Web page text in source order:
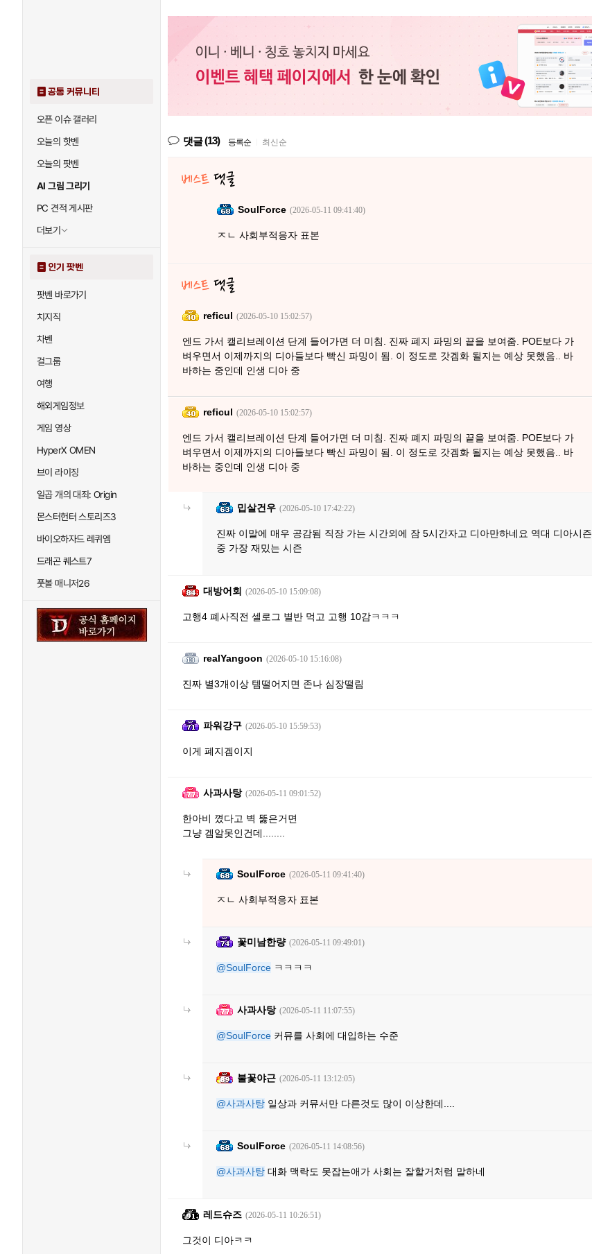
공통 커뮤니티
오픈 이슈 갤러리
오늘의 핫벤
오늘의 팟벤
AI 그림 그리기
PC 견적 게시판
더보기
인기 팟벤
팟벤 바로가기
치지직
차벤
걸그룹
여행
해외게임정보
게임 영상
HyperX OMEN
브이 라이징
일곱 개의 대죄: Origin
몬스터헌터 스토리즈3
바이오하자드 레퀴엠
드래곤 퀘스트7
풋볼 매니저26
댓글(13) 등록순 최신순
SoulForce (2026-05-11 09:41:40)
ㅈㄴ 사회부적응자 표본
reficul (2026-05-10 15:02:57)
엔드 가서 캘리브레이션 단계 들어가면 더 미침. 진짜 폐지 파밍의 끝을 보여줌. POE보다 가
벼우면서 이제까지의 디아들보다 빡신 파밍이 됨. 이 정도로 갓겜화 될지는 예상 못했음.. 바
바하는 중인데 인생 디아 중
reficul (2026-05-10 15:02:57)
엔드 가서 캘리브레이션 단계 들어가면 더 미침. 진짜 폐지 파밍의 끝을 보여줌. POE보다 가
벼우면서 이제까지의 디아들보다 빡신 파밍이 됨. 이 정도로 갓겜화 될지는 예상 못했음.. 바
바하는 중인데 인생 디아 중
밉살건우 (2026-05-10 17:42:22)
진짜 이말에 매우 공감됨 직장 가는 시간외에 잠 5시간자고 디아만하네요 역대 디아시즌
중 가장 재밌는 시즌
대방어회 (2026-05-10 15:09:08)
고행4 폐사직전 셀로그 별반 먹고 고행 10감ㅋㅋㅋ
realYangoon (2026-05-10 15:16:08)
진짜 별3개이상 템떨어지면 존나 심장떨림
파워강구 (2026-05-10 15:59:53)
이게 폐지겜이지
사과사탕 (2026-05-11 09:01:52)
한아비 꼈다고 벽 뚫은거면
그냥 겜알못인건데........
SoulForce (2026-05-11 09:41:40)
ㅈㄴ 사회부적응자 표본
꽃미남한량 (2026-05-11 09:49:01)
@SoulForce ㅋㅋㅋㅋ
사과사탕 (2026-05-11 11:07:55)
@SoulForce 커뮤를 사회에 대입하는 수준
불꽃야근 (2026-05-11 13:12:05)
@사과사탕 일상과 커뮤서만 다른것도 많이 이상한데....
SoulForce (2026-05-11 14:08:56)
@사과사탕 대화 맥락도 못잡는애가 사회는 잘할거처럼 말하네
레드슈즈 (2026-05-11 10:26:51)
그것이 디아ㅋㅋ